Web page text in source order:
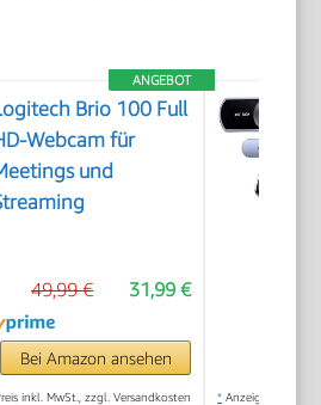
ANGEBOT
Brio 100 Full
Webcam für
und
31,99 €
49,99 €
Bei Amazon ansehen
inkl. MwSt., zzgl. Versandkosten * Anzeige